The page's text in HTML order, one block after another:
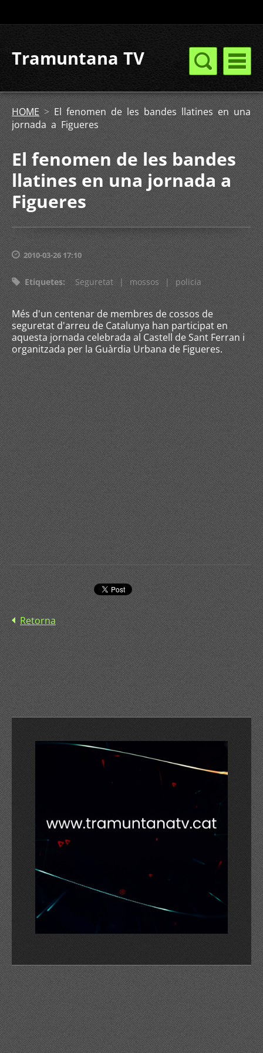
Tramuntana TV
HOME > El fenomen de les bandes llatines en una
jornada a Figueres
El fenomen de les bandes
llatines en una jornada a
Figueres
2010-03-26 17:10
Etiquetes: Seguretat | mossos | policia
Més d'un centenar de membres de cossos de
seguretat d'arreu de Catalunya han participat en
aquesta jornada celebrada al Castell de Sant Ferran i
organitzada per la Guàrdia Urbana de Figueres.
Retorna